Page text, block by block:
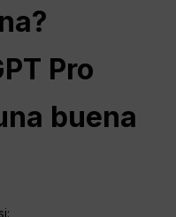
Pro
buena